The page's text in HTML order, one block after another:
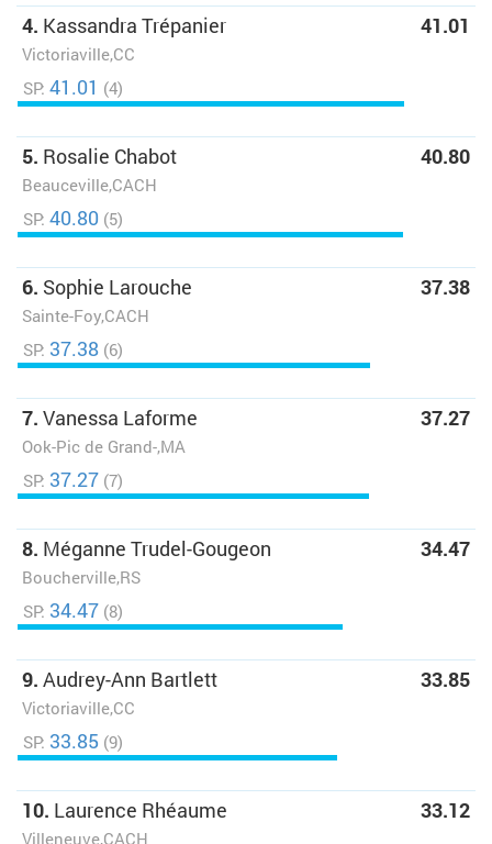
4. Kassandra Trépanier
Victoriaville,CC
41.01
SP: 41.01 (4)
5. Rosalie Chabot
Beauceville,CACH
40.80
SP: 40.80 (5)
6. Sophie Larouche
Sainte-Foy,CACH
37.38
SP: 37.38 (6)
7. Vanessa Laforme
Ook-Pic de Grand-,MA
37.27
SP: 37.27 (7)
8. Méganne Trudel-Gougeon
Boucherville,RS
34.47
SP: 34.47 (8)
9. Audrey-Ann Bartlett
Victoriaville,CC
33.85
SP: 33.85 (9)
10. Laurence Rhéaume
Villeneuve,CACH
33.12